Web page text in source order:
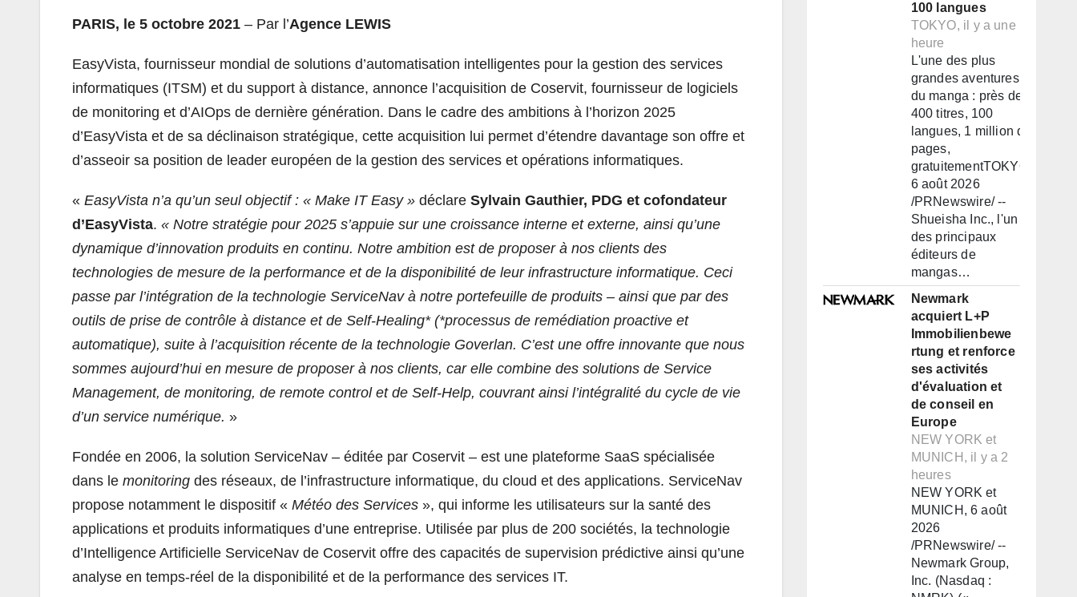
PARIS, le 5 octobre 2021 – Par l’Agence LEWIS
EasyVista, fournisseur mondial de solutions d’automatisation intelligentes pour la gestion des services
informatiques (ITSM) et du support à distance, annonce l’acquisition de Coservit, fournisseur de logiciels
de monitoring et d’AIOps de dernière génération. Dans le cadre des ambitions à l’horizon 2025
d’EasyVista et de sa déclinaison stratégique, cette acquisition lui permet d’étendre davantage son offre et
d’asseoir sa position de leader européen de la gestion des services et opérations informatiques.
« EasyVista n’a qu’un seul objectif : « Make IT Easy » déclare Sylvain Gauthier, PDG et cofondateur
d’EasyVista. « Notre stratégie pour 2025 s’appuie sur une croissance interne et externe, ainsi qu’une
dynamique d’innovation produits en continu. Notre ambition est de proposer à nos clients des
technologies de mesure de la performance et de la disponibilité de leur infrastructure informatique. Ceci
passe par l’intégration de la technologie ServiceNav à notre portefeuille de produits – ainsi que par des
outils de prise de contrôle à distance et de Self-Healing* (*processus de remédiation proactive et
automatique), suite à l’acquisition récente de la technologie Goverlan. C’est une offre innovante que nous
sommes aujourd’hui en mesure de proposer à nos clients, car elle combine des solutions de Service
Management, de monitoring, de remote control et de Self-Help, couvrant ainsi l’intégralité du cycle de vie
d’un service numérique. »
Fondée en 2006, la solution ServiceNav – éditée par Coservit – est une plateforme SaaS spécialisée
dans le monitoring des réseaux, de l’infrastructure informatique, du cloud et des applications. ServiceNav
propose notamment le dispositif « Météo des Services », qui informe les utilisateurs sur la santé des
applications et produits informatiques d’une entreprise. Utilisée par plus de 200 sociétés, la technologie
d’Intelligence Artificielle ServiceNav de Coservit offre des capacités de supervision prédictive ainsi qu’une
analyse en temps-réel de la disponibilité et de la performance des services IT.
100 langues
TOKYO, il y a une
heure
L'une des plus
grandes aventures
du manga : près de
400 titres, 100
langues, 1 million de
pages,
gratuitementTOKYO,
6 août 2026
/PRNewswire/ --
Shueisha Inc., l'un
des principaux
éditeurs de
mangas…
Newmark
acquiert L+P
Immobilienbewe
rtung et renforce
ses activités
d'évaluation et
de conseil en
Europe
NEW YORK et
MUNICH, il y a 2
heures
NEW YORK et
MUNICH, 6 août
2026
/PRNewswire/ --
Newmark Group,
Inc. (Nasdaq :